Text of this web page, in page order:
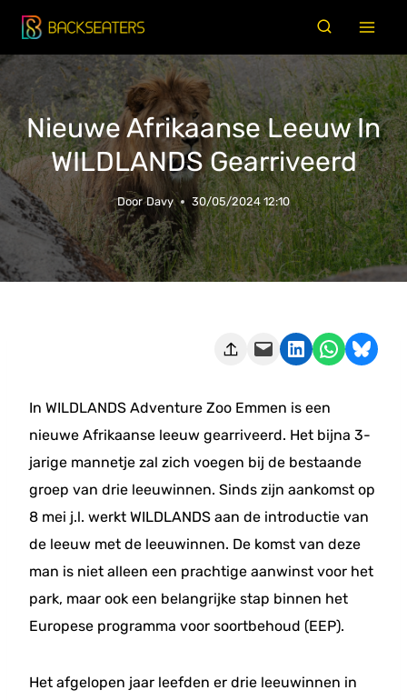
Doorgaan
naar
inhoud
Nieuwe Afrikaanse Leeuw In
WILDLANDS Gearriveerd
Door Davy 30/05/2024 12:10
Deze pagina e-mailen Delen op LinkedIn Delen via WhatsApp Share on Bluesky
In WILDLANDS Adventure Zoo Emmen is een
nieuwe Afrikaanse leeuw gearriveerd. Het bijna 3-
jarige mannetje zal zich voegen bij de bestaande
groep van drie leeuwinnen. Sinds zijn aankomst op
8 mei j.l. werkt WILDLANDS aan de introductie van
de leeuw met de leeuwinnen. De komst van deze
man is niet alleen een prachtige aanwinst voor het
park, maar ook een belangrijke stap binnen het
Europese programma voor soortbehoud (EEP).
Het afgelopen jaar leefden er drie leeuwinnen in